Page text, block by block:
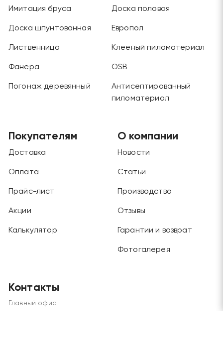
Имитация бруса Доска половая
Доска шпунтованная Европол
Лиственница Клееный пиломатериал
Фанера OSB
Погонаж деревянный
Антисептированный
пиломатериал
Покупателям
Доставка
Оплата
Прайс-лист
Акции
Калькулятор
О компании
Новости
Статьи
Производство
Отзывы
Гарантии и возврат
Фотогалерея
Контакты
Главный офис